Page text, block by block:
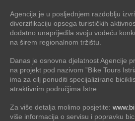
Agencija je u posljednjem razdoblju
diverzifikaciju opsega turističkih
dodatno unaprijedila svoju vodeću
na širem regionalnom tržištu.
Danas je osnovna djelatnost Agencije
na projekt pod nazivom ”Bike Tours
ima za cilj ponuditi specijalizirane
atraktivnim područjima Istre.
Za više detalja molimo posjetite:
više informacija o servisu i popravku